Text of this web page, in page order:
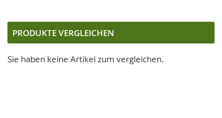
gerade
die
Seite
PRODUKTE VERGLEICHEN
Sie haben keine Artikel zum vergleichen.